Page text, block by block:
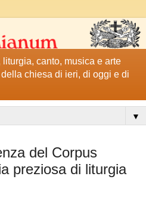
canto, musica e arte
chiesa di ieri, di oggi e di
▼
del Corpus
preziosa di liturgia